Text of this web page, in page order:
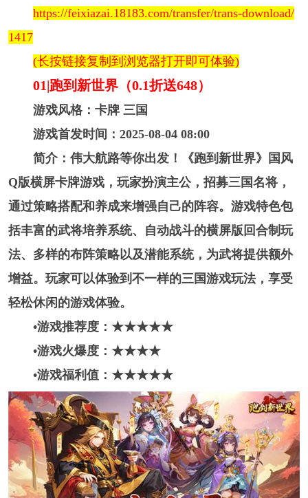
https://feixiazai.18183.com/transfer/trans-download/
1417
(长按链接复制到浏览器打开即可体验)
01|跑到新世界（0.1折送648）
游戏风格：卡牌 三国
游戏首发时间：2025-08-04 08:00
简介：伟大航路等你出发！《跑到新世界》国风
Q版横屏卡牌游戏，玩家扮演主公，招募三国名将，
通过策略搭配和养成来增强自己的阵容。游戏特色包
括丰富的武将培养系统、自动战斗的横屏版回合制玩
法、多样的布阵策略以及潜能系统，为武将提供额外
增益。玩家可以体验到不一样的三国游戏玩法，享受
轻松休闲的游戏体验。
•游戏推荐度：★★★★★
•游戏火爆度：★★★★
•游戏福利值：★★★★★